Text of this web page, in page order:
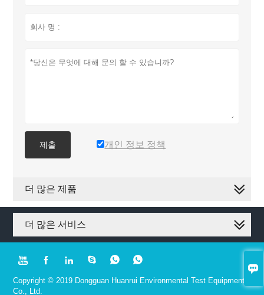

제출 개인 정보 정책
더 많은 제품
더 많은 서비스
     
Copyright © 2019 Dongguan Huanrui Environmental Test Equipment
Co., Ltd.